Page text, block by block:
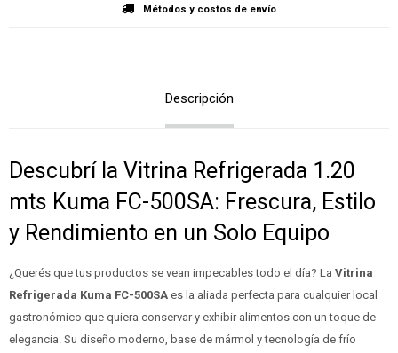
Métodos y costos de envío
Descripción
Descubrí la Vitrina Refrigerada 1.20
mts Kuma FC-500SA: Frescura, Estilo
y Rendimiento en un Solo Equipo
¿Querés que tus productos se vean impecables todo el día? La Vitrina
Refrigerada Kuma FC-500SA es la aliada perfecta para cualquier local
gastronómico que quiera conservar y exhibir alimentos con un toque de
elegancia. Su diseño moderno, base de mármol y tecnología de frío